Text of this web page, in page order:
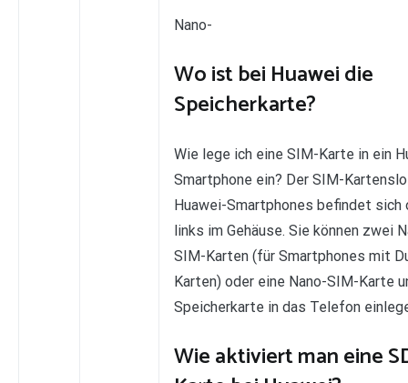
Nano-
Wo ist bei Huawei die
Speicherkarte?
Wie lege ich eine SIM-Karte in ein
Smartphone ein? Der SIM-
Huawei-Smartphones befindet sich
links im Gehäuse. Sie können zwei
SIM-Karten (für Smartphones mit
Karten) oder eine Nano-SIM-Karte
Speicherkarte in das Telefon
Wie aktiviert man eine